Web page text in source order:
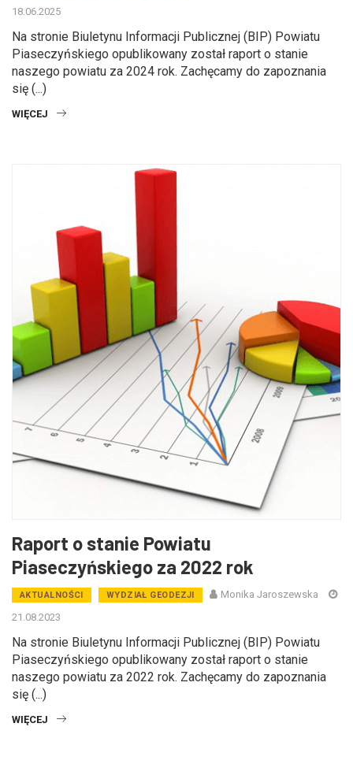
18.06.2025
Na stronie Biuletynu Informacji Publicznej (BIP) Powiatu
Piaseczyńskiego opublikowany został raport o stanie
naszego powiatu za 2024 rok. Zachęcamy do zapoznania
się (...)
WIĘCEJ
Raport o stanie Powiatu
Piaseczyńskiego za 2022 rok
AKTUALNOŚCI WYDZIAŁ GEODEZJI
Monika Jaroszewska
21.08.2023
Na stronie Biuletynu Informacji Publicznej (BIP) Powiatu
Piaseczyńskiego opublikowany został raport o stanie
naszego powiatu za 2022 rok. Zachęcamy do zapoznania
się (...)
WIĘCEJ